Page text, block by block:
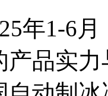
年1-6
产品实